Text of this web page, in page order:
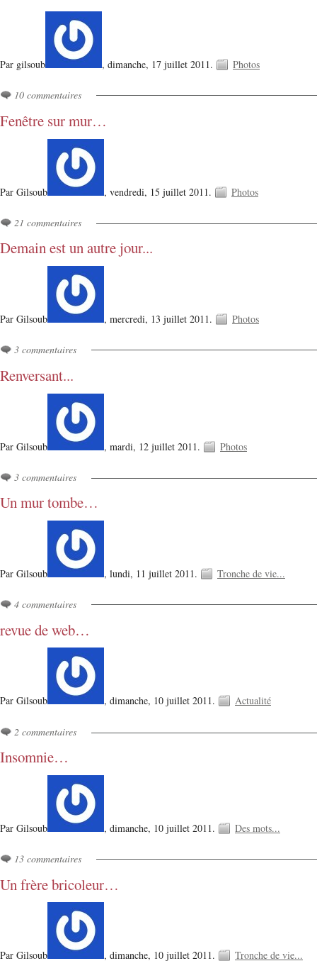
Par gilsoub , dimanche, 17 juillet 2011. Photos
10 commentaires
Fenêtre sur mur…
Par Gilsoub , vendredi, 15 juillet 2011. Photos
21 commentaires
Demain est un autre jour...
Par Gilsoub , mercredi, 13 juillet 2011. Photos
3 commentaires
Renversant...
Par Gilsoub , mardi, 12 juillet 2011. Photos
3 commentaires
Un mur tombe…
Par Gilsoub , lundi, 11 juillet 2011. Tronche de vie...
4 commentaires
revue de web…
Par Gilsoub , dimanche, 10 juillet 2011. Actualité
2 commentaires
Insomnie…
Par Gilsoub , dimanche, 10 juillet 2011. Des mots...
13 commentaires
Un frère bricoleur…
Par Gilsoub , dimanche, 10 juillet 2011. Tronche de vie...